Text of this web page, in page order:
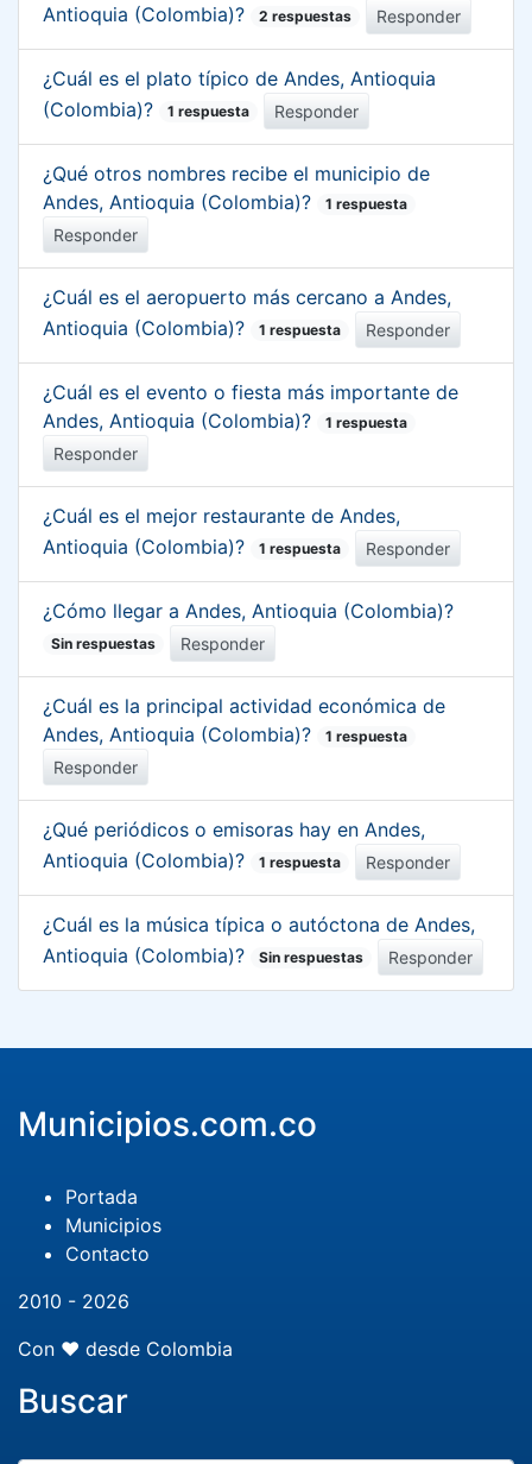
Antioquia (Colombia)?
2 respuestas Responder
¿Cuál es el plato típico de Andes, Antioquia
(Colombia)?
1 respuesta Responder
¿Qué otros nombres recibe el municipio de
Andes, Antioquia (Colombia)?
1 respuesta
Responder
¿Cuál es el aeropuerto más cercano a Andes,
Antioquia (Colombia)?
1 respuesta Responder
¿Cuál es el evento o fiesta más importante de
Andes, Antioquia (Colombia)?
1 respuesta
Responder
¿Cuál es el mejor restaurante de Andes,
Antioquia (Colombia)?
1 respuesta Responder
¿Cómo llegar a Andes, Antioquia (Colombia)?
Sin respuestas Responder
¿Cuál es la principal actividad económica de
Andes, Antioquia (Colombia)?
1 respuesta
Responder
¿Qué periódicos o emisoras hay en Andes,
Antioquia (Colombia)?
1 respuesta Responder
¿Cuál es la música típica o autóctona de Andes,
Antioquia (Colombia)?
Sin respuestas Responder
Municipios.com.co
Portada
Municipios
Contacto
2010 - 2026
Con ❤️ desde Colombia
Buscar